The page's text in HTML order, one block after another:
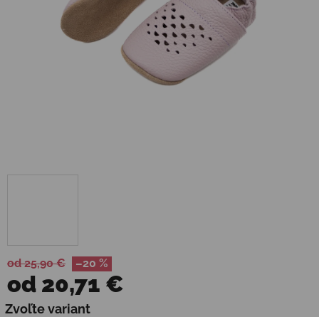
od 25,90 € –20 %
od 20,71 €
Jednotková cena:
Zvoľte variant